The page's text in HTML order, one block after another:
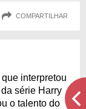
COMPARTILHAR
interpretou
série Harry
o talento do